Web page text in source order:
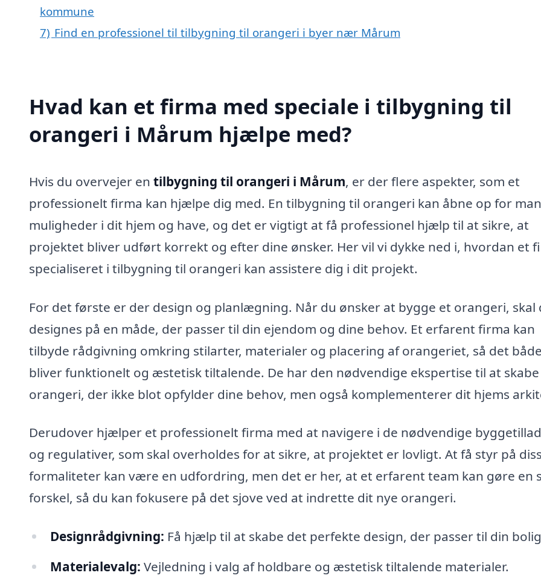
kommune
7) Find en professionel til tilbygning til orangeri i byer nær Mårum
Hvad kan et firma med speciale i tilbygning til
orangeri i Mårum hjælpe med?
Hvis du overvejer en tilbygning til orangeri i Mårum, er der flere aspekter, som et
professionelt firma kan hjælpe dig med. En tilbygning til orangeri kan åbne op for
muligheder i dit hjem og have, og det er vigtigt at få professionel hjælp til at sikre, at
projektet bliver udført korrekt og efter dine ønsker. Her vil vi dykke ned i, hvordan et
specialiseret i tilbygning til orangeri kan assistere dig i dit projekt.
For det første er der design og planlægning. Når du ønsker at bygge et orangeri, skal
designes på en måde, der passer til din ejendom og dine behov. Et erfarent firma kan
tilbyde rådgivning omkring stilarter, materialer og placering af orangeriet, så det både
bliver funktionelt og æstetisk tiltalende. De har den nødvendige ekspertise til at
orangeri, der ikke blot opfylder dine behov, men også komplementerer dit hjems
Derudover hjælper et professionelt firma med at navigere i de nødvendige
og regulativer, som skal overholdes for at sikre, at projektet er lovligt. At få styr på
formaliteter kan være en udfordring, men det er her, at et erfarent team kan gøre en
forskel, så du kan fokusere på det sjove ved at indrette dit nye orangeri.
Designrådgivning: Få hjælp til at skabe det perfekte design, der passer til din
Materialevalg: Vejledning i valg af holdbare og æstetisk tiltalende materialer.